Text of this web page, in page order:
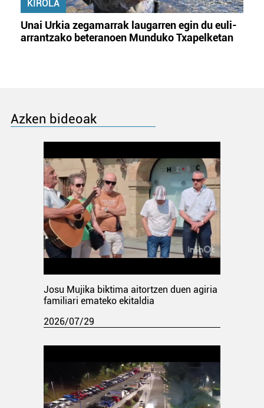
KIROLA
Unai Urkia zegamarrak laugarren egin du euli-
arrantzako beteranoen Munduko Txapelketan
Azken bideoak
Josu Mujika biktima aitortzen duen agiria
familiari emateko ekitaldia
2026/07/29